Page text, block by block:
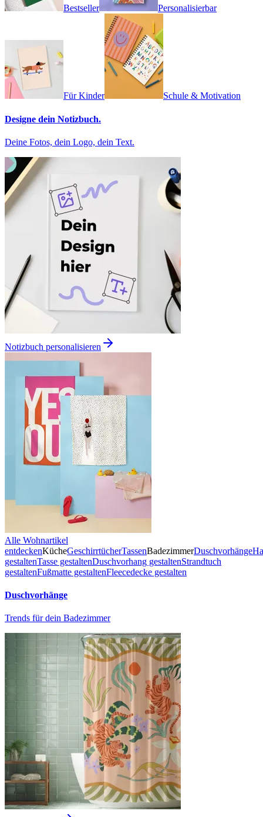
Bestseller Personalisierbar
Für Kinder Schule & Motivation
Designe dein Notizbuch.
Deine Fotos, dein Logo, dein Text.
Notizbuch personalisieren
Alle Wohnartikel
entdeckenKücheGeschirrtücherTassenBadezimmerDuschvorhänge
gestaltenTasse gestaltenDuschvorhang gestaltenStrandtuch
gestaltenFußmatte gestaltenFleecedecke gestalten
Duschvorhänge
Trends für dein Badezimmer